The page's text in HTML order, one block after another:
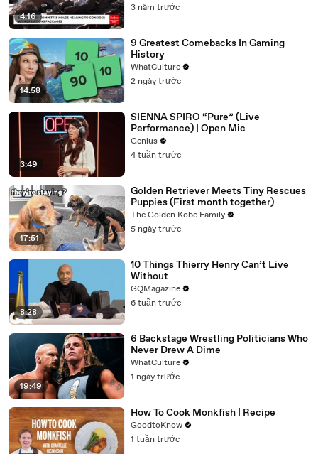
4:16
3 năm trước
14:58
9 Greatest Comebacks In Gaming
History
WhatCulture
2 ngày trước
3:49
SIENNA SPIRO “Pure” (Live
Performance) | Open Mic
Genius
4 tuần trước
17:51
Golden Retriever Meets Tiny Rescues
Puppies (First month together)
The Golden Kobe Family
5 ngày trước
8:28
10 Things Thierry Henry Can’t Live
Without
GQMagazine
6 tuần trước
19:49
6 Backstage Wrestling Politicians Who
Never Drew A Dime
WhatCulture
1 ngày trước
How To Cook Monkfish | Recipe
GoodtoKnow
1 tuần trước